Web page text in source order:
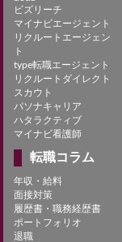
ビズリーチ
マイナビエージェント
リクルートエージェン
ト
type転職エージェント
リクルートダイレクト
スカウト
パソナキャリア
ハタラクティブ
マイナビ看護師
転職コラム
年収・給料
面接対策
履歴書・職務経歴書
ポートフォリオ
退職